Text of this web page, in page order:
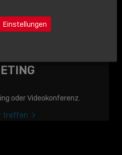
–
oder Videokonferenz.
treffen
Einstellungen